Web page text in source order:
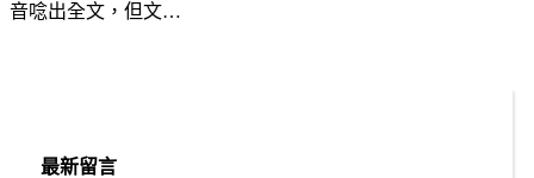
音唸出全文，但文…
最新留言